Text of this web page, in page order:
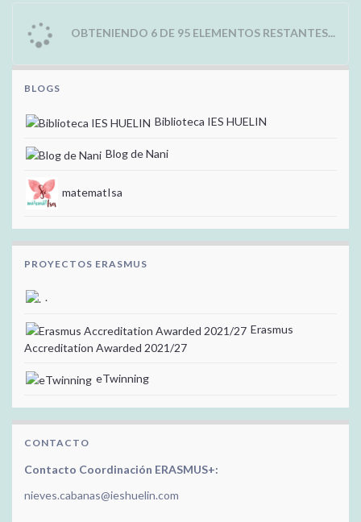
OBTENIENDO 6 DE 95 ELEMENTOS RESTANTES...
BLOGS
Biblioteca IES HUELIN
Blog de Nani
matematIsa
PROYECTOS ERASMUS
.
Erasmus
Accreditation Awarded 2021/27
eTwinning
CONTACTO
Contacto Coordinación ERASMUS+:
nieves.cabanas@ieshuelin.com